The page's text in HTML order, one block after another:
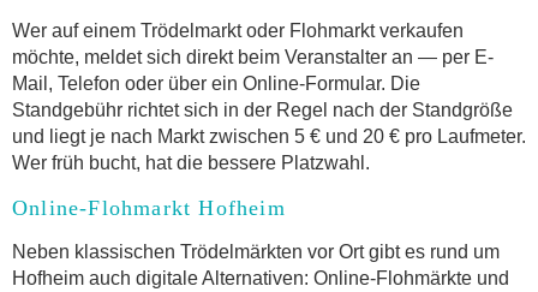
Wer auf einem Trödelmarkt oder Flohmarkt verkaufen
möchte, meldet sich direkt beim Veranstalter an — per E-
Mail, Telefon oder über ein Online-Formular. Die
Standgebühr richtet sich in der Regel nach der Standgröße
und liegt je nach Markt zwischen 5 € und 20 € pro Laufmeter.
Wer früh bucht, hat die bessere Platzwahl.
Online-Flohmarkt Hofheim
Neben klassischen Trödelmärkten vor Ort gibt es rund um
Hofheim auch digitale Alternativen: Online-Flohmärkte und